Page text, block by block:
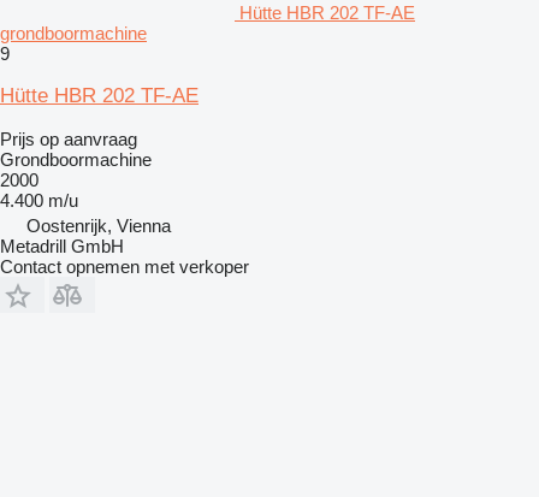
Hütte HBR 202 TF-AE
grondboormachine
9
Hütte HBR 202 TF-AE
Prijs op aanvraag
Grondboormachine
2000
4.400 m/u
Oostenrijk, Vienna
Metadrill GmbH
Contact opnemen met verkoper